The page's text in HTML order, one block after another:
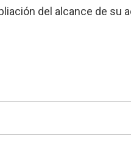
del alcance de su